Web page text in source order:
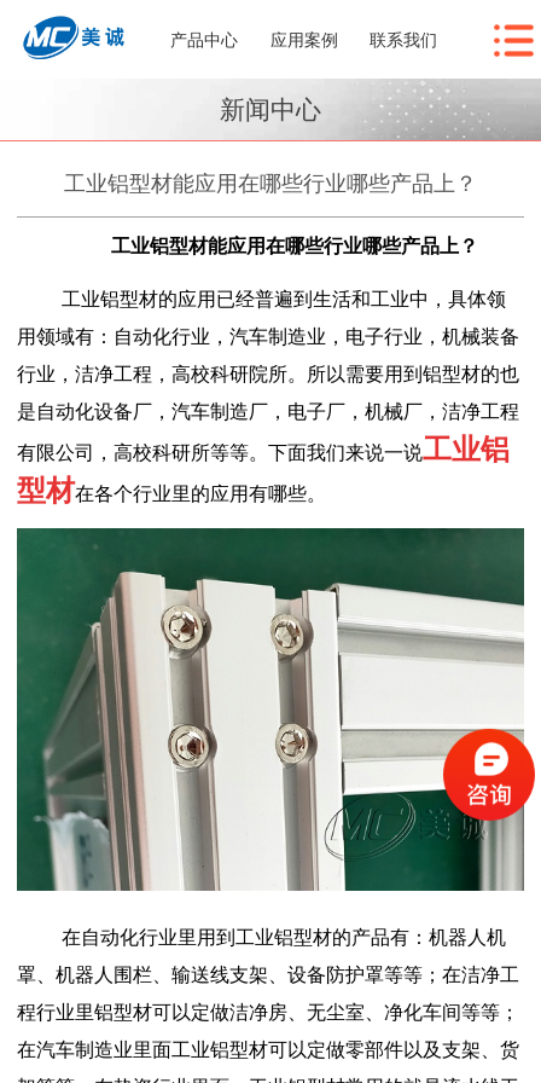
产品中心 应用案例 联系我们
新闻中心
工业铝型材能应用在哪些行业哪些产品上？
工业铝型材能应用在哪些行业哪些产品上？
工业铝型材的应用已经普遍到生活和工业中，具体领
用领域有：自动化行业，汽车制造业，电子行业，机械装备
行业，洁净工程，高校科研院所。所以需要用到铝型材的也
是自动化设备厂，汽车制造厂，电子厂，机械厂，洁净工程
有限公司，高校科研所等等。下面我们来说一说工业铝
型材在各个行业里的应用有哪些。
在自动化行业里用到工业铝型材的产品有：机器人机
罩、机器人围栏、输送线支架、设备防护罩等等；在洁净工
程行业里铝型材可以定做洁净房、无尘室、净化车间等等；
在汽车制造业里面工业铝型材可以定做零部件以及支架、货